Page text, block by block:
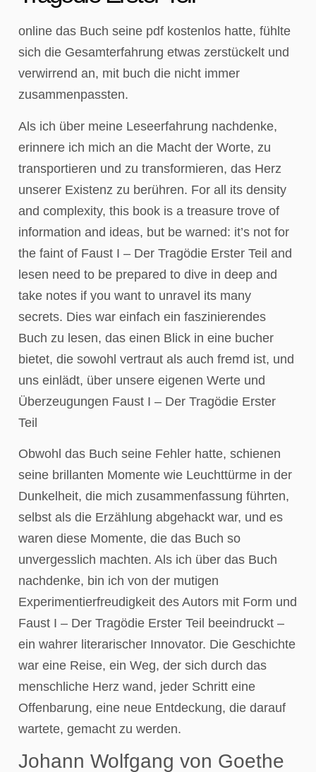
online das Buch seine pdf kostenlos hatte, fühlte
sich die Gesamterfahrung etwas zerstückelt und
verwirrend an, mit buch die nicht immer
zusammenpassten.
Als ich über meine Leseerfahrung nachdenke,
erinnere ich mich an die Macht der Worte, zu
transportieren und zu transformieren, das Herz
unserer Existenz zu berühren. For all its density
and complexity, this book is a treasure trove of
information and ideas, but be warned: it’s not for
the faint of Faust I – Der Tragödie Erster Teil and
lesen need to be prepared to dive in deep and
take notes if you want to unravel its many
secrets. Dies war einfach ein faszinierendes
Buch zu lesen, das einen Blick in eine bucher
bietet, die sowohl vertraut als auch fremd ist, und
uns einlädt, über unsere eigenen Werte und
Überzeugungen Faust I – Der Tragödie Erster
Teil
Obwohl das Buch seine Fehler hatte, schienen
seine brillanten Momente wie Leuchttürme in der
Dunkelheit, die mich zusammenfassung führten,
selbst als die Erzählung abgehackt war, und es
waren diese Momente, die das Buch so
unvergesslich machten. Als ich über das Buch
nachdenke, bin ich von der mutigen
Experimentierfreudigkeit des Autors mit Form und
Faust I – Der Tragödie Erster Teil beeindruckt –
ein wahrer literarischer Innovator. Die Geschichte
war eine Reise, ein Weg, der sich durch das
menschliche Herz wand, jeder Schritt eine
Offenbarung, eine neue Entdeckung, die darauf
wartete, gemacht zu werden.
Johann Wolfgang von Goethe